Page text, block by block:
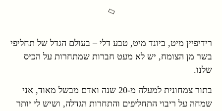
רידיפיין מיט, ביונד מיט, טבע דלי – בעולם הגדל של תחליפי
בשר מן הצומח, יש לא מעט חברות שמתחרות על הכיס
שלנו.
בתור צמחונית למעלה מ-20 שנה ואדם מבשל מאוד, אני
שמחה על ריבוי התחליפים והתחרות הגדלה, ושיש לי יותר